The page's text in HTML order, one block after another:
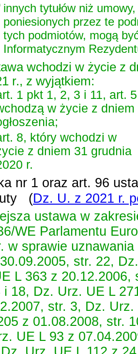
innych tytułów niż
poniesionych przez te
tych podmiotów, mogą
Informatycznym
wchodzi w życie z
r., z wyjątkiem:
1 pkt 1, 2, 3 i 11, art.
w życie z
8, który wchodzi w
z dniem 31 grudnia
r.
nr 1 oraz art. 96
(Dz. U. z 2021 r.
ustawa w
WE Parlamentu
w sprawie
str. 22,
L 363 z
i 18, Dz. Urz. UE L
str. 3, Dz.
z 01.08.2008, str.
UE L 93 z